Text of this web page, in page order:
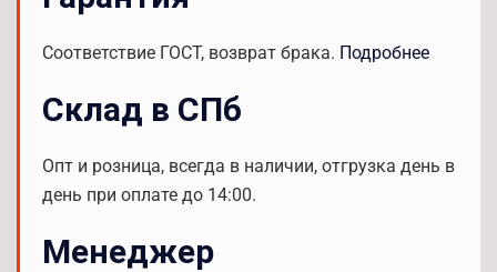
Соответствие ГОСТ, возврат брака. Подробнее
Склад в СПб
Опт и розница, всегда в наличии, отгрузка день в
день при оплате до 14:00.
Менеджер